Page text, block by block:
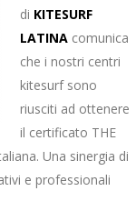
di KITESURF
LATINA comunica
che i nostri centri
kitesurf sono
riusciti ad ottenere
il certificato THE
Una sinergia di
e professionali